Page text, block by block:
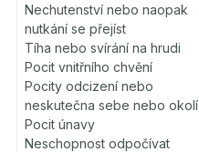
Nechutenství nebo naopak
nutkání se přejíst
Tíha nebo svírání na hrudi
Pocit vnitřního chvění
Pocity odcizení nebo
neskutečna sebe nebo okolí
Pocit únavy
Neschopnost odpočívat